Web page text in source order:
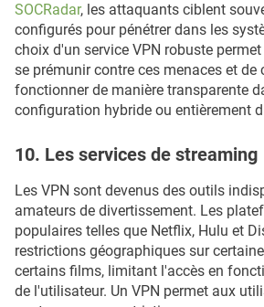
SOCRadar, les attaquants ciblent
configurés pour pénétrer dans les
choix d'un service VPN robuste
se prémunir contre ces menaces et de
fonctionner de manière transparente
configuration hybride ou entièrement
10. Les services de streaming
Les VPN sont devenus des outils
amateurs de divertissement. Les
populaires telles que Netflix, Hulu et
restrictions géographiques sur
certains films, limitant l'accès en
de l'utilisateur. Un VPN permet aux